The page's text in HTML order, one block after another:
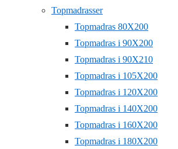
Topmadrasser
Topmadras 80X200
Topmadras i 90X200
Topmadras i 90X210
Topmadras i 105X200
Topmadras i 120X200
Topmadras i 140X200
Topmadras i 160X200
Topmadras i 180X200